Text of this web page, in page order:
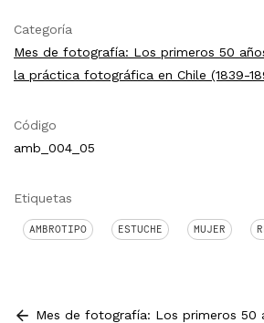
Categoría
Mes de fotografía: Los primeros 50
la práctica fotográfica en Chile (1839-
Código
amb_004_05
Etiquetas
AMBROTIPO ESTUCHE MUJER
Mes de fotografía: Los primeros 50